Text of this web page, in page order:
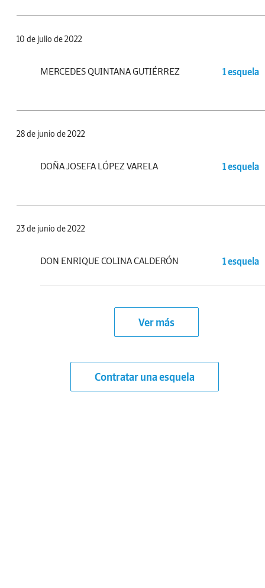
10 de julio de 2022
MERCEDES QUINTANA GUTIÉRREZ 1 esquela
28 de junio de 2022
DOÑA JOSEFA LÓPEZ VARELA 1 esquela
23 de junio de 2022
DON ENRIQUE COLINA CALDERÓN 1 esquela
Ver más
Contratar una esquela